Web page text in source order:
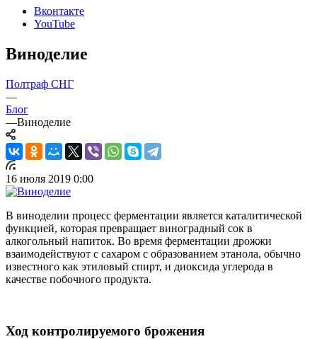
Вконтакте
YouTube
Виноделие
Полтраф СНГ
—
Блог
—Виноделие
16 июля 2019 0:00
В виноделии процесс ферментации является каталитической
функцией, которая превращает виноградный сок в
алкогольный напиток. Во время ферментации дрожжи
взаимодействуют с сахаром с образованием этанола, обычно
известного как этиловый спирт, и диоксида углерода в
качестве побочного продукта.
Ход контролируемого брожения